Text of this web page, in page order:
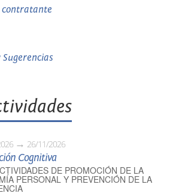
contratante
Sugerencias
26/11/2026
Cognitiva
DE PROMOCIÓN DE LA
PERSONAL Y PREVENCIÓN DE LA